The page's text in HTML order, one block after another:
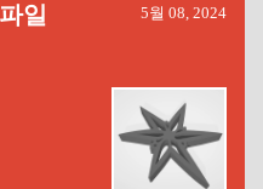
일
5월 08, 2024